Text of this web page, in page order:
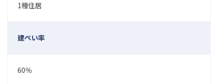
1種住居
建ぺい率
60％